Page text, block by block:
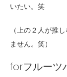
いたい。笑
（上の２人が推
ません。笑）
forフルーツ